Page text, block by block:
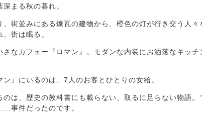
まる秋の暮れ。
、街並みにある煉瓦の建物から、橙色の灯が行き交う人
街は眠る。
さなカフェー『ロマン』。モダンな内装にお洒落なキッ
』にいるのは、7人のお客とひとりの女給。
は、歴史の教科書にも載らない、取るに足らない物語
事件だったのです。